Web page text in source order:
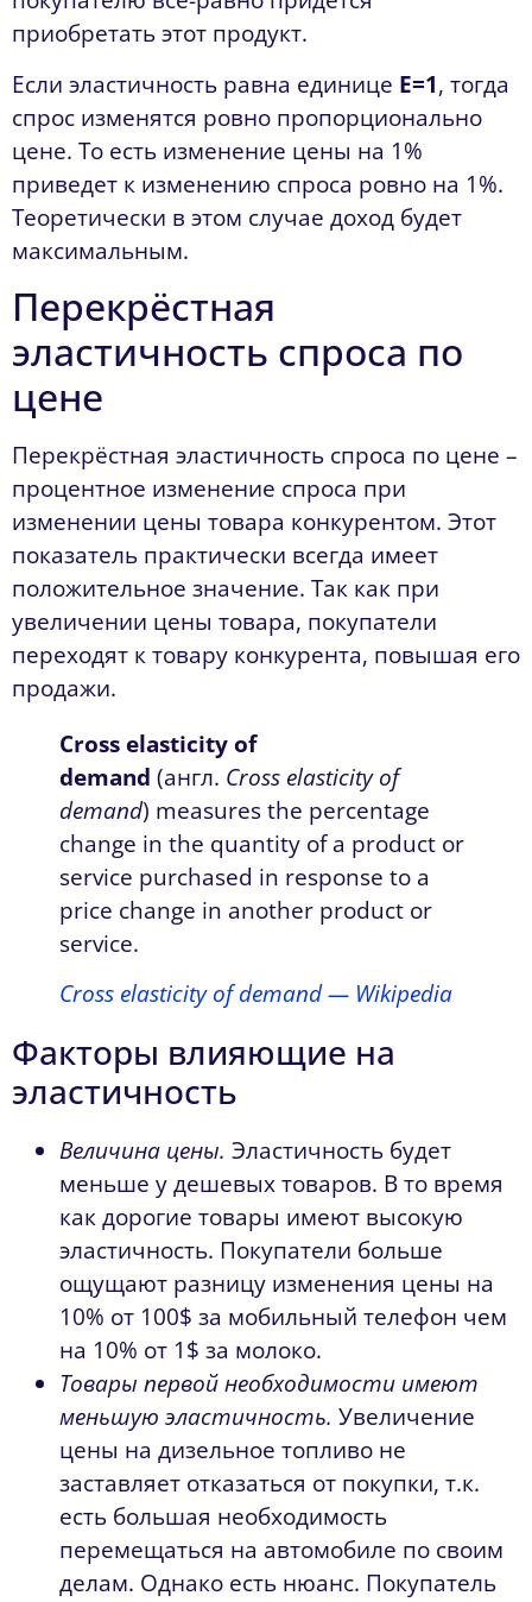
приобретать этот продукт.
Если эластичность равна единице E=1, тогда
спрос изменятся ровно пропорционально
цене. То есть изменение цены на 1%
приведет к изменению спроса ровно на 1%.
Теоретически в этом случае доход будет
максимальным.
Перекрёстная
эластичность спроса по
цене
Перекрёстная эластичность спроса по цене –
процентное изменение спроса при
изменении цены товара конкурентом. Этот
показатель практически всегда имеет
положительное значение. Так как при
увеличении цены товара, покупатели
переходят к товару конкурента, повышая его
продажи.
Cross elasticity of
demand (англ. Cross elasticity of
demand) measures the percentage
change in the quantity of a product or
service purchased in response to a
price change in another product or
service.
Cross elasticity of demand — Wikipedia
Факторы влияющие на
эластичность
Величина цены. Эластичность будет
меньше у дешевых товаров. В то время
как дорогие товары имеют высокую
эластичность. Покупатели больше
ощущают разницу изменения цены на
10% от 100$ за мобильный телефон чем
на 10% от 1$ за молоко.
Товары первой необходимости имеют
меньшую эластичность. Увеличение
цены на дизельное топливо не
заставляет отказаться от покупки, т.к.
есть большая необходимость
перемещаться на автомобиле по своим
делам. Однако есть нюанс. Покупатель